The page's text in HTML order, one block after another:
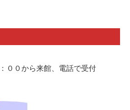
００から来館、電話で受付